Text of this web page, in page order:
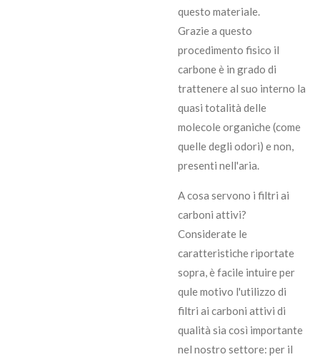
questo materiale.
Grazie a questo
procedimento fisico il
carbone è in grado di
trattenere al suo interno la
quasi totalità delle
molecole organiche (come
quelle degli odori) e non,
presenti nell'aria.
A cosa servono i filtri ai
carboni attivi?
Considerate le
caratteristiche riportate
sopra, è facile intuire per
qule motivo l'utilizzo di
filtri ai carboni attivi di
qualità sia così importante
nel nostro settore: per il